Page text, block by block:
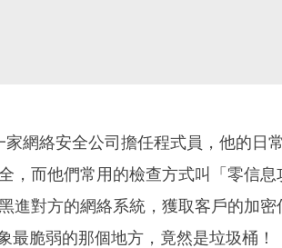
網絡安全公司擔任程式員，他的日
，而他們常用的檢查方式叫「零信
進對方的網絡系統，獲取客戶的加密
最脆弱的那個地方，竟然是垃圾桶！